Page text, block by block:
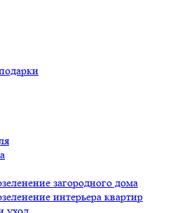
загородного дома
интерьера квартир